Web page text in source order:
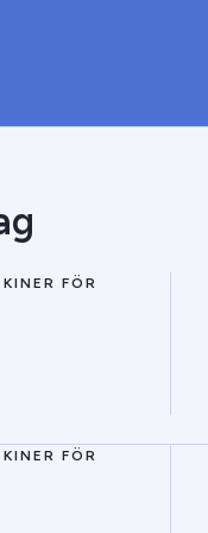
FÖR
FÖR